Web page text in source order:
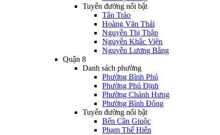
Tuyến đường nổi bật
Tân Trào
Hoàng Văn Thái
Nguyễn Thị Thập
Nguyễn Khắc Viện
Nguyễn Lương Bằng
Quận 8
Danh sách phường
Phường Bình Phú
Phường Phú Định
Phường Chánh Hưng
Phường Bình Đông
Tuyến đường nổi bật
Bến Cần Giuộc
Phạm Thế Hiển